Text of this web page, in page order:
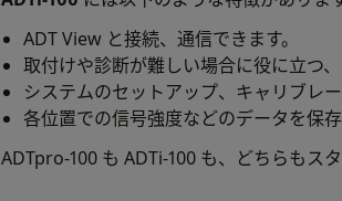
ADT View と接続、通信できます。
取付けや診断が難しい場合に役に立つ
システムのセットアップ、キャリブレ
各位置での信号強度などのデータを保存
ADTpro-100 も ADTi-100 も、どちらもス